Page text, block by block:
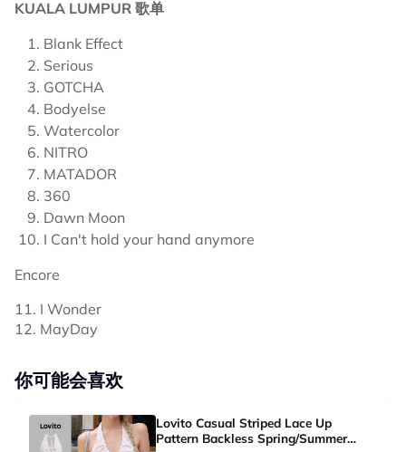
KUALA LUMPUR 歌单
Blank Effect
Serious
GOTCHA
Bodyelse
Watercolor
NITRO
MATADOR
360
Dawn Moon
I Can't hold your hand anymore
Encore
11. I Wonder
12. MayDay
你可能会喜欢
Lovito Casual Striped Lace Up
Pattern Backless Spring/Summer